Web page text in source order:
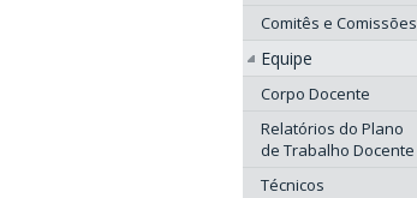
Comitês e Comissões
Equipe
Corpo Docente
Relatórios do Plano
de Trabalho Docente
Técnicos